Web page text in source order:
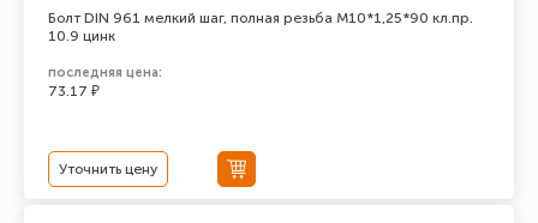
Болт DIN 961 мелкий шаг, полная резьба M10*1,25*90 кл.пр.
10.9 цинк
последняя цена:
73.17 ₽
Уточнить цену